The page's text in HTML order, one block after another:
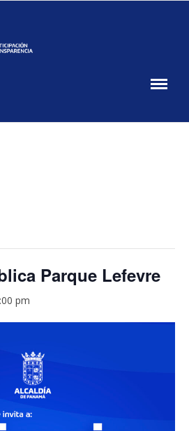
Parque Lefevre
pm